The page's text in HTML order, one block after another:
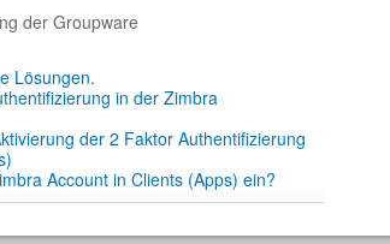
der Groupware
Lösungen.
in der Zimbra
der 2 Faktor Authentifizierung
Account in Clients (Apps) ein?